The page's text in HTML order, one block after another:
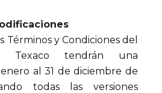
Términos y Condiciones del
Texaco tendrán una
al 31 de diciembre de
todas las versiones